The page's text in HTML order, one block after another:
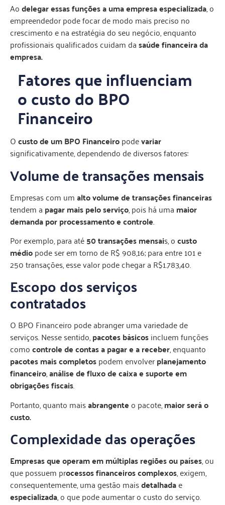
Aodelegar essas funções a uma empresa especializada, o
empreendedor pode focar de modo mais preciso no
crescimento e na estratégia do seu negócio, enquanto
profissionais qualificados cuidam dasaúde financeira da
empresa.
Fatores que influenciam
o custo do BPO
Financeiro
Ocusto de um BPO Financeiropodevariar
significativamente, dependendo de diversos fatores:
Volume de transações mensais
Empresas com umalto volume de transações financeiras
tendem a pagar mais pelo serviço, pois há uma maior
demanda por processamento e controle.
Por exemplo, para até50 transações mensais, ocusto
médiopode ser em torno de R$ 908,16; para entre 101 e
250 transações, esse valor pode chegar a R$1.783,40.
Escopo dos serviços
contratados
O BPO Financeiro pode abranger uma variedade de
serviços. Nesse sentido,pacotes básicosincluem funções
comocontrole de contas a pagar e a receber, enquanto
pacotes mais completospodem envolverplanejamento
financeiro,análise de fluxo de caixa e suporte em
obrigações fiscais.
Portanto, quanto maisabrangenteo pacote,maior será o
custo.
Complexidade das operações
Empresas que operam em múltiplas regiões ou países, ou
que possuem processos financeiros complexos, exigem,
consequentemente, uma gestão maisdetalhadae
especializada, o que pode aumentar o custo do serviço.